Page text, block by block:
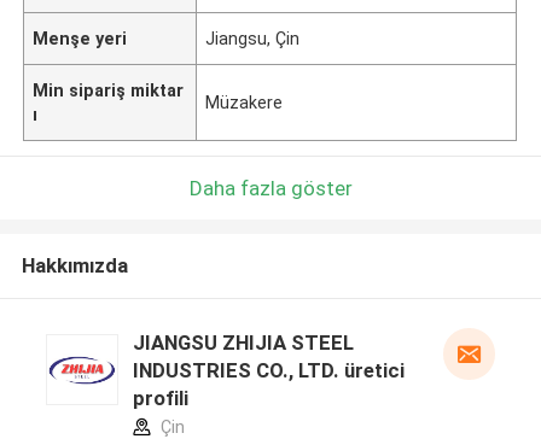
Menşe yeri Jiangsu, Çin
Min sipariş miktar
ı
Müzakere
Daha fazla göster
Hakkımızda
JIANGSU ZHIJIA STEEL
INDUSTRIES CO., LTD. üretici
profili
Çin